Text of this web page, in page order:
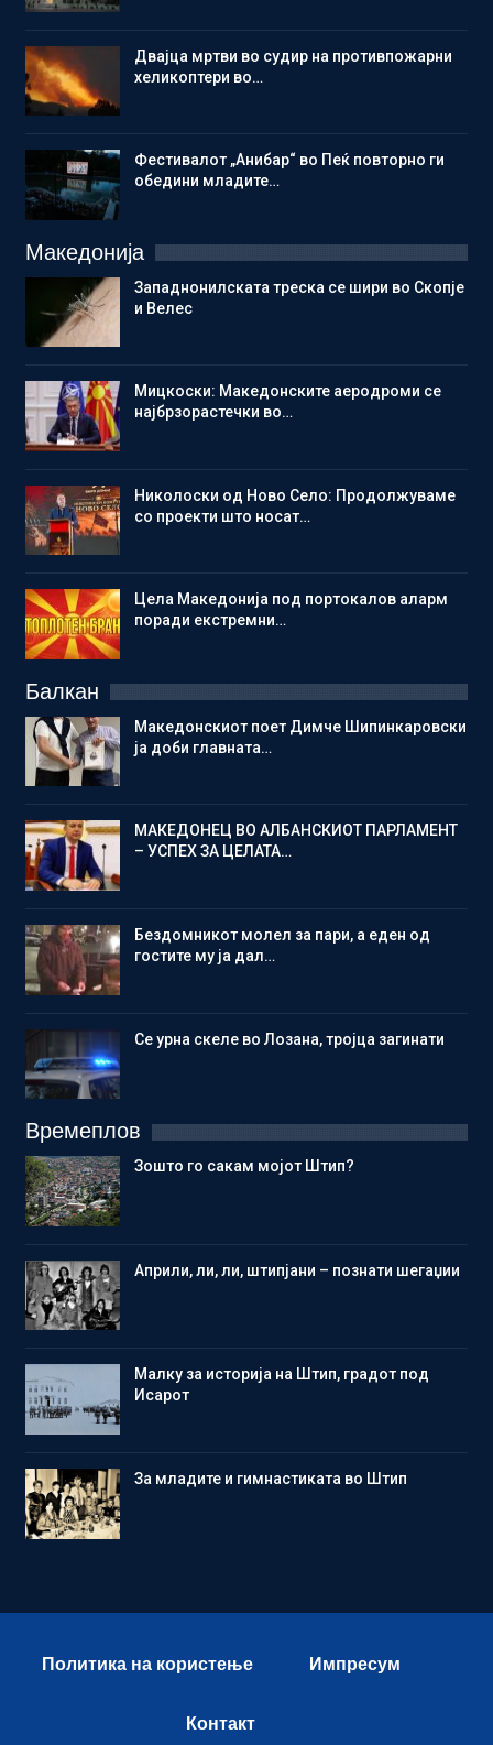
Двајца мртви во судир на противпожарни
хеликоптери во…
Фестивалот „Анибар“ во Пеќ повторно ги
обедини младите…
Македонија
Западнонилската треска се шири во Скопје
и Велес
Мицкоски: Македонските аеродроми се
најбрзорастечки во…
Николоски од Ново Село: Продолжуваме
со проекти што носат…
Цела Македонија под портокалов аларм
поради екстремни…
Балкан
Македонскиот поет Димче Шипинкаровски
ја доби главната…
МАКЕДОНЕЦ ВО АЛБАНСКИОТ ПАРЛАМЕНТ
– УСПЕХ ЗА ЦЕЛАТА…
Бездомникот молел за пари, а еден од
гостите му ја дал…
Се урна скеле во Лозана, тројца загинати
Времеплов
Зошто го сакам мојот Штип?
Aприли, ли, ли, штипјани – познати шегаџии
Малку за историја на Штип, градот под
Исарот
Зa младите и гимнастиката во Штип
Политика на користење Импресум
Контакт